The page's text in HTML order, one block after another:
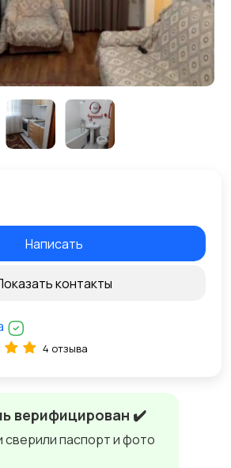
верифицирован ✔️
паспорт и фото
Написать
контакты
4 отзыва